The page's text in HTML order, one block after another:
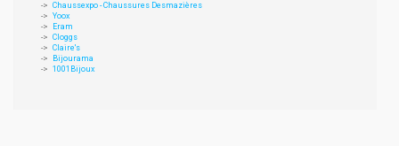
Chaussexpo - Chaussures Desmazières
Yoox
Eram
Cloggs
Claire's
Bijourama
1001Bijoux